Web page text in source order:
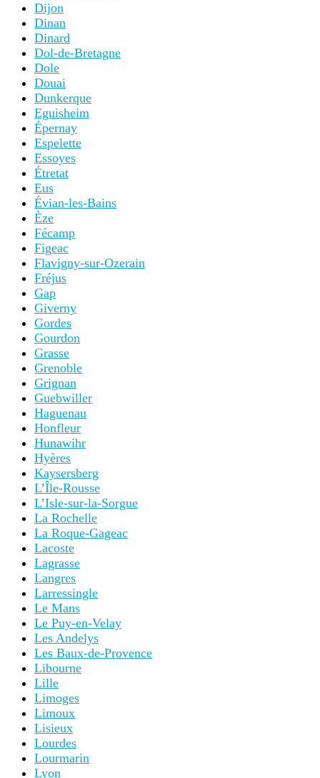
Dijon
Dinan
Dinard
Dol-de-Bretagne
Dole
Douai
Dunkerque
Eguisheim
Épernay
Espelette
Essoyes
Étretat
Eus
Évian-les-Bains
Èze
Fécamp
Figeac
Flavigny-sur-Ozerain
Fréjus
Gap
Giverny
Gordes
Gourdon
Grasse
Grenoble
Grignan
Guebwiller
Haguenau
Honfleur
Hunawihr
Hyères
Kaysersberg
L’Île-Rousse
L’Isle-sur-la-Sorgue
La Rochelle
La Roque-Gageac
Lacoste
Lagrasse
Langres
Larressingle
Le Mans
Le Puy-en-Velay
Les Andelys
Les Baux-de-Provence
Libourne
Lille
Limoges
Limoux
Lisieux
Lourdes
Lourmarin
Lyon